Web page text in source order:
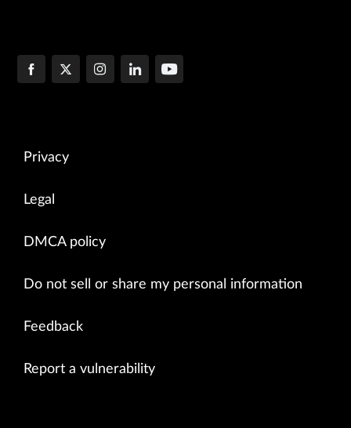
Privacy
Legal
DMCA policy
Do not sell or share my personal information
Feedback
Report a vulnerability